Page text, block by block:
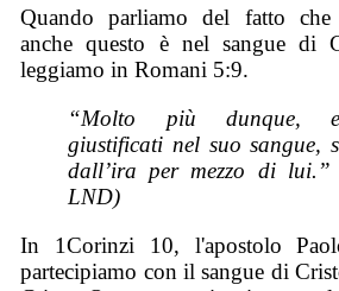
Quando parliamo del fatto che
anche questo è nel sangue di
leggiamo in Romani 5:9.
“Molto più dunque,
giustificati nel suo sangue,
dall’ira per mezzo di lui.”
LND)
In 1Corinzi 10, l'apostolo
partecipiamo con il sangue di